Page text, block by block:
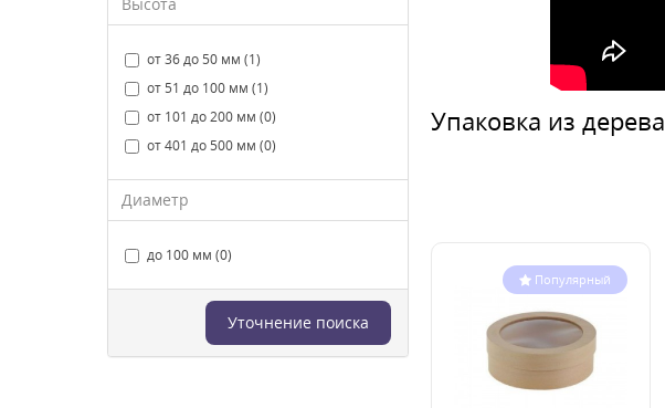
от 36 до 50 мм (1)
от 51 до 100 мм (1)
от 101 до 200 мм (0)
от 401 до 500 мм (0)
Диаметр
до 100 мм (0)
Уточнение поиска
Упаковка из дерева
Популярный